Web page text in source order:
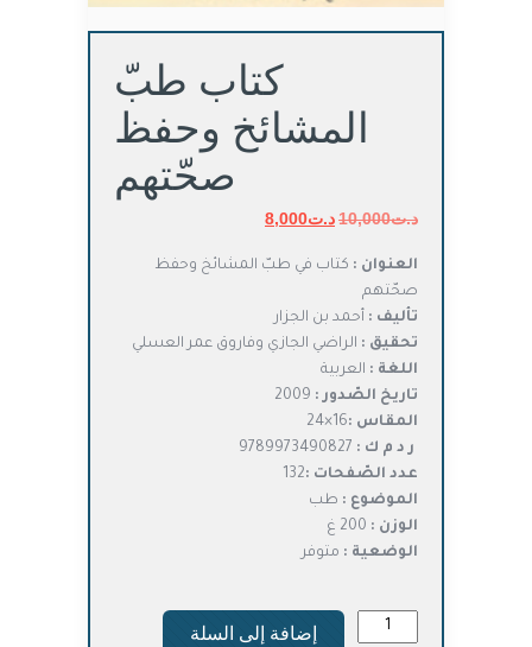
كتاب طبّ
المشائخ وحفظ
صحّتهم
د.ت10,000 السعر
هو:
د.ت8,000السعر
هو:
العنوان : كتاب في طبّ المشائخ وحفظ
صحّتهم
تأليف : أحمد بن الجزار
تحقيق : الراضي الجازي وفاروق عمر العسلي
اللغة : العربية
تاريخ الصّدور :
المقاس :16×24
ر د م ك :
عدد الصّفحات :132
الموضوع : طب
الوزن :
الوضعية : متوفر
إضافة إلى السلة